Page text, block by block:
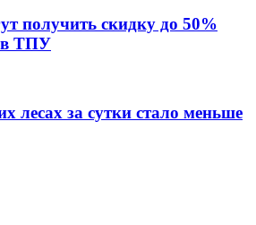
получить скидку до 50%
в ТПУ
лесах за сутки стало меньше